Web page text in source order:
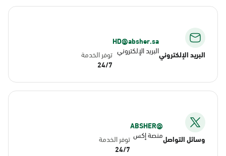
البريد الإلكتروني
HD@absher.sa
البريد الإلكتروني توفر الخدمة
24/7
وسائل التواصل
@ABSHER
منصة إكس توفر الخدمة
24/7